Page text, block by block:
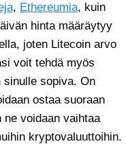
, Ethereumia, kuin
hinta määräytyy
joten Litecoin arvo
voit tehdä myös
sopiva. On
ostaa suoraan
voidaan vaihtaa
kryptovaluuttoihin.